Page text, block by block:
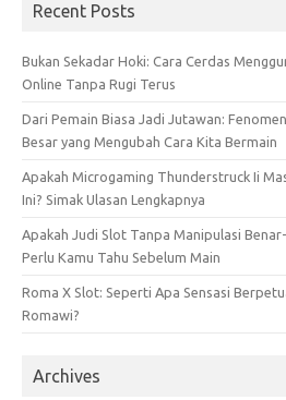
Recent Posts
Bukan Sekadar Hoki: Cara Cerdas
Online Tanpa Rugi Terus
Dari Pemain Biasa Jadi Jutawan:
Besar yang Mengubah Cara Kita Bermain
Apakah Microgaming Thunderstruck Ii
Ini? Simak Ulasan Lengkapnya
Apakah Judi Slot Tanpa Manipulasi
Perlu Kamu Tahu Sebelum Main
Roma X Slot: Seperti Apa Sensasi
Romawi?
Archives